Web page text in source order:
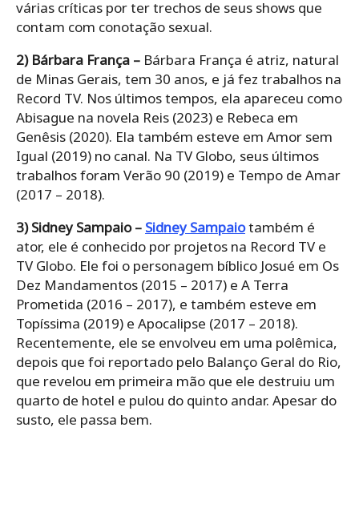
várias críticas por ter trechos de seus shows que
contam com conotação sexual.
2) Bárbara França – Bárbara França é atriz, natural
de Minas Gerais, tem 30 anos, e já fez trabalhos na
Record TV. Nos últimos tempos, ela apareceu como
Abisague na novela Reis (2023) e Rebeca em
Genêsis (2020). Ela também esteve em Amor sem
Igual (2019) no canal. Na TV Globo, seus últimos
trabalhos foram Verão 90 (2019) e Tempo de Amar
(2017 – 2018).
3) Sidney Sampaio – Sidney Sampaiotambém é
ator, ele é conhecido por projetos na Record TV e
TV Globo. Ele foi o personagem bíblico Josué em Os
Dez Mandamentos (2015 – 2017) e A Terra
Prometida (2016 – 2017), e também esteve em
Topíssima (2019) e Apocalipse (2017 – 2018).
Recentemente, ele se envolveu em uma polêmica,
depois que foi reportado pelo Balanço Geral do Rio,
que revelou em primeira mão que ele destruiu um
quarto de hotel e pulou do quinto andar. Apesar do
susto, ele passa bem.